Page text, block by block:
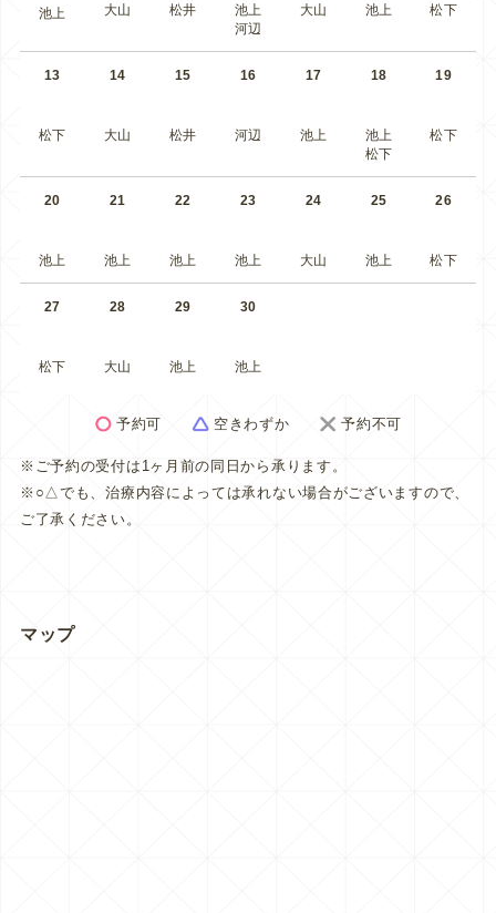
池上 大山 松井
池上
河辺
大山 池上 松下
13
松下
14
大山
15
松井
16
河辺
17
池上
18
池上
松下
19
松下
20
池上
21
池上
22
池上
23
池上
24
大山
25
池上
26
松下
27
松下
28
大山
29
池上
30
池上
予約可 空きわずか 予約不可
※ご予約の受付は1ヶ月前の同日から承ります。
※○△でも、治療内容によっては承れない場合がございますので、
ご了承ください。
マップ